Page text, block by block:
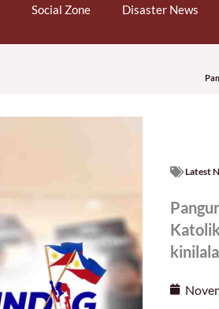
Social Zone Disaster News
Latest
kinilala